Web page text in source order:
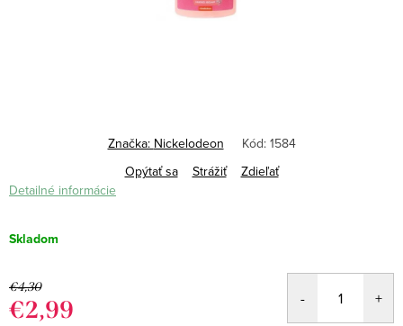
Detailné informácie
Skladom
€4,30
€2,99
Značka: Nickelodeon Kód: 1584
Opýtať sa
Strážiť Zdieľať